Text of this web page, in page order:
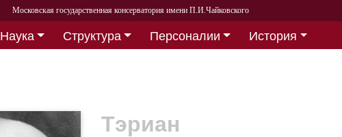
Московская государственная консерватория имени П.И.Чайковского
Наука Структура Персоналии
История
Тэриан